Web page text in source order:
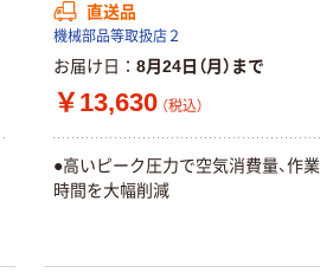
直送品
機械部品等取扱店２
お届け日 8月24日（月）まで
￥13,630 （税込）
●高いピーク圧力で空気消費量、作業
時間を大幅削減